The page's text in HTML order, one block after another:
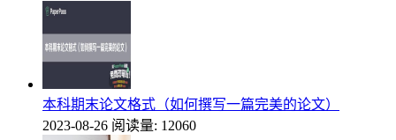
本科期末论文格式（如何撰写一篇完美的论文）
2023-08-26 阅读量: 12060